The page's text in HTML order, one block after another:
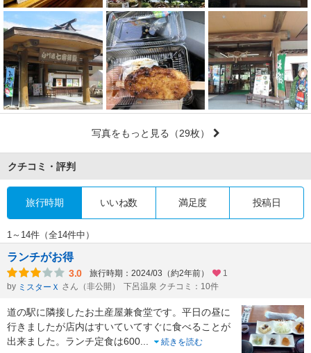
写真をもっと見る （29枚）
クチコミ・評判
旅行時期 いいね数 満足度 投稿日
1～14件（全14件中）
ランチがお得
3.0 旅行時期：2024/03（約2年前）
1
by ミスターＸ さん（非公開） 下呂温泉 クチコミ：10件
道の駅に隣接したお土産屋兼食堂です。平日の昼に
行きましたが店内はすいていてすぐに食べることが
出来ました。ランチ定食は600...
続きを読む